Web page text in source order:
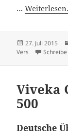
…
Veröffentlicht
am
27. Juli 2015
Vers
Viveka
500
Deutsche